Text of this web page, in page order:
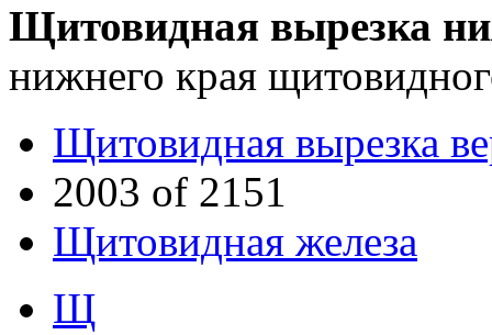
Щитовидная вырезка
нижнего края
Щитовидная вырезка
2003 of 2151
Щитовидная железа
Щ